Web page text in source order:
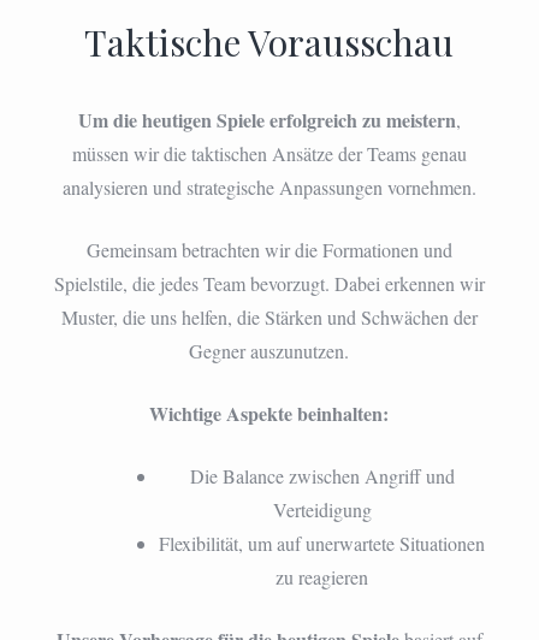
Taktische Vorausschau
Um die heutigen Spiele erfolgreich zu meistern,
müssen wir die taktischen Ansätze der Teams genau
analysieren und strategische Anpassungen vornehmen.
Gemeinsam betrachten wir die Formationen und
Spielstile, die jedes Team bevorzugt. Dabei erkennen wir
Muster, die uns helfen, die Stärken und Schwächen der
Gegner auszunutzen.
Wichtige Aspekte beinhalten:
Die Balance zwischen Angriff und
Verteidigung
Flexibilität, um auf unerwartete Situationen
zu reagieren